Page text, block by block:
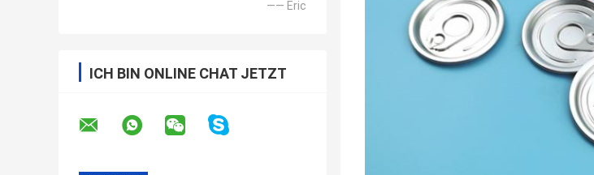
—— Eric
ICH BIN ONLINE CHAT JETZT